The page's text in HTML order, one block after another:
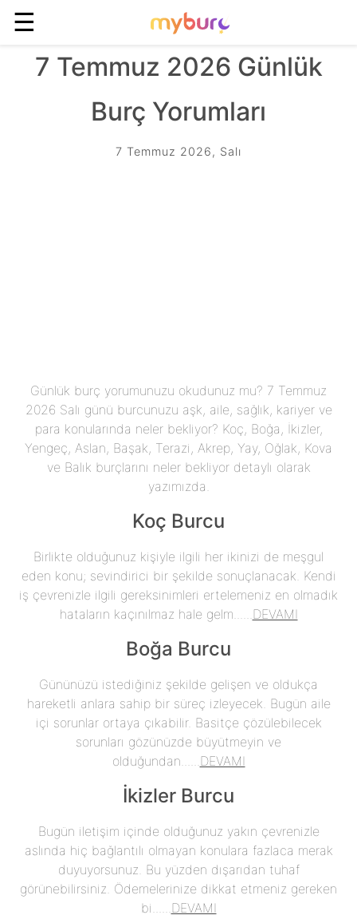
☰
7 Temmuz 2026 Günlük
Burç Yorumları
7 Temmuz 2026, Salı
Günlük burç yorumunuzu okudunuz mu? 7 Temmuz
2026 Salı günü burcunuzu aşk, aile, sağlık, kariyer ve
para konularında neler bekliyor? Koç, Boğa, İkizler,
Yengeç, Aslan, Başak, Terazi, Akrep, Yay, Oğlak, Kova
ve Balık burçlarını neler bekliyor detaylı olarak
yazımızda.
Koç Burcu
Birlikte olduğunuz kişiyle ilgili her ikinizi de meşgul
eden konu; sevindirici bir şekilde sonuçlanacak. Kendi
iş çevrenizle ilgili gereksinimleri ertelemeniz en olmadık
hataların kaçınılmaz hale gelm...... DEVAMI
Boğa Burcu
Gününüzü istediğiniz şekilde gelişen ve oldukça
hareketli anlara sahip bir süreç izleyecek. Bugün aile
içi sorunlar ortaya çıkabilir. Basitçe çözülebilecek
sorunları gözünüzde büyütmeyin ve
olduğundan...... DEVAMI
İkizler Burcu
Bugün iletişim içinde olduğunuz yakın çevrenizle
aslında hiç bağlantılı olmayan konulara fazlaca merak
duyuyorsunuz. Bu yüzden dışarıdan tuhaf
görünebilirsiniz. Ödemelerinize dikkat etmeniz gereken
bi...... DEVAMI